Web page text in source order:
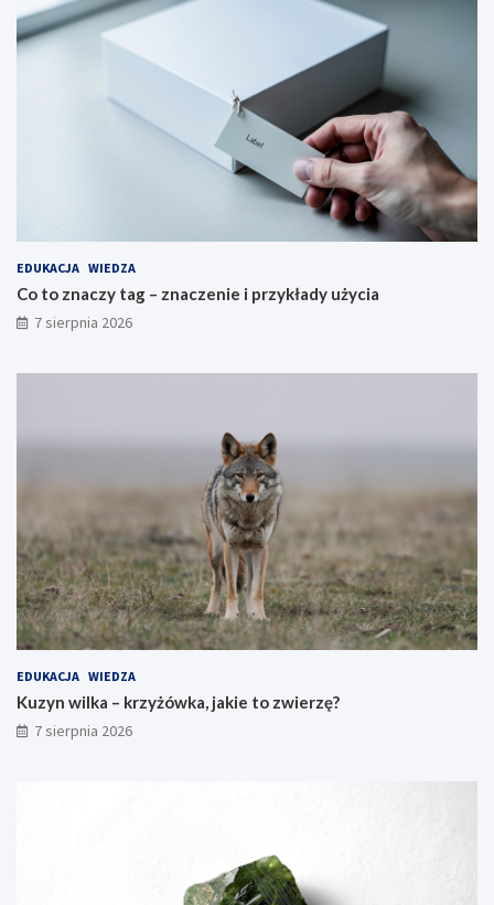
EDUKACJA WIEDZA
Co to znaczy tag – znaczenie i przykłady użycia
7 sierpnia 2026
EDUKACJA WIEDZA
Kuzyn wilka – krzyżówka, jakie to zwierzę?
7 sierpnia 2026